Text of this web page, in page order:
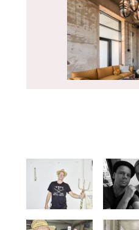
luxusní loftové
autovýtahem a